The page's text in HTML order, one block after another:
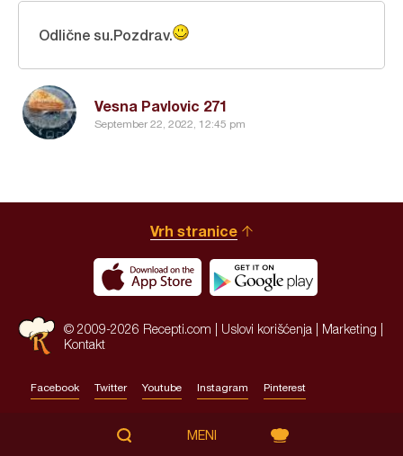
Vesna Pavlovic 271
September 22, 2022, 12:45 pm
Odlične su.Pozdrav.
Vrh stranice
© 2009-2026 Recepti.com | Uslovi korišćenja Marketing
Kontakt
Facebook Twitter Youtube Instagram Pinterest